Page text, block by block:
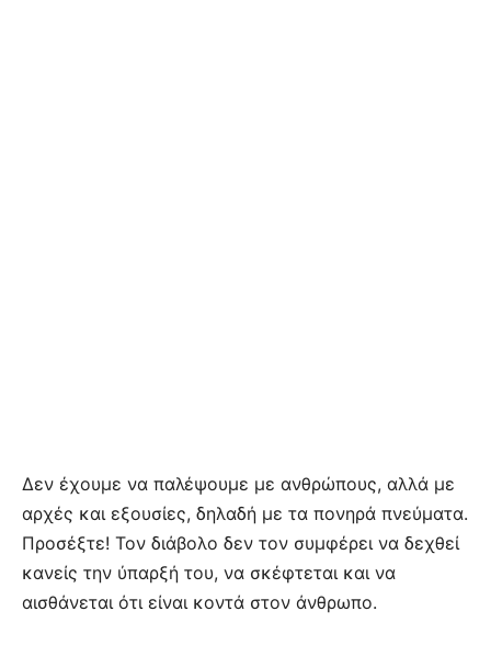
Δεν έχουμε να παλέψουμε με ανθρώπους, αλλά με
αρχές και εξουσίες, δηλαδή με τα πονηρά πνεύματα.
Προσέξτε! Τον διάβολο δεν τον συμφέρει να δεχθεί
κανείς την ύπαρξή του, να σκέφτεται και να
αισθάνεται ότι είναι κοντά στον άνθρωπο.